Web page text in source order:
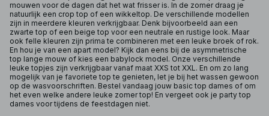
mouwen voor de dagen dat het wat frisser is. In de zomer draag je
natuurlijk een crop top of een wikkeltop. De verschillende modellen
zijn in meerdere kleuren verkrijgbaar. Denk bijvoorbeeld aan een
zwarte top of een beige top voor een neutrale en rustige look. Maar
ook felle kleuren zijn prima te combineren met een leuke broek of rok.
En hou je van een apart model? Kijk dan eens bij de asymmetrische
top lange mouw of kies een babylock model. Onze verschillende
leuke topjes zijn verkrijgbaar vanaf maat XXS tot XXL. En om zo lang
mogelijk van je favoriete top te genieten, let je bij het wassen gewoon
op de wasvoorschriften. Bestel vandaag jouw basic top dames of om
het even welke andere leuke zomer top! En vergeet ook je party top
dames voor tijdens de feestdagen niet.